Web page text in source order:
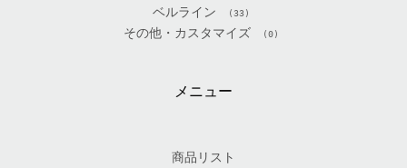
ベルライン (33)
その他・カスタマイズ (0)
メニュー
商品リスト